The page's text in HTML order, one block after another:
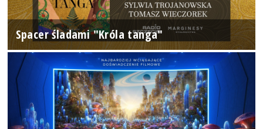
Spacer śladami "Króla tanga"